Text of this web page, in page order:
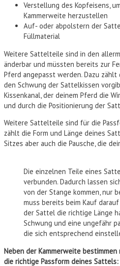
Verstellung des Kopfeisens,
Kammerweite herzustellen
Auf- oder abpolstern der
Füllmaterial
Weitere Sattelteile sind in den
änderbar und müssten bereits zur
Pferd angepasst werden. Dazu
den Schwung der Sattelkissen
Kissenkanal, der deinem Pferd die
und durch die Positionierung der
Weitere Sattelteile sind für die
zählt die Form und Länge deines
Sitzes aber auch die Pausche, die
Die einzelnen Teile eines
verbunden. Dadurch lassen
von der Stange kommen, nur
muss bereits beim Kauf
der Sattel die richtige Länge
Schwung und eine ungefähr
die sich entsprechend
Neben der Kammerweite
die richtige Passform deines Sattels: